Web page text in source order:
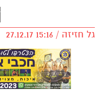
גל חזיזה / 15:16 27.12.17